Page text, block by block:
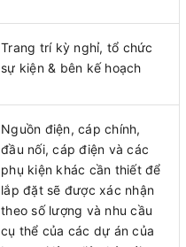
Trang trí kỳ nghỉ, tổ chức
sự kiện & bên kế hoạch
Nguồn điện, cáp chính,
đầu nối, cáp điện và các
phụ kiện khác cần thiết để
lắp đặt sẽ được xác nhận
theo số lượng và nhu cầu
cụ thể của các dự án của